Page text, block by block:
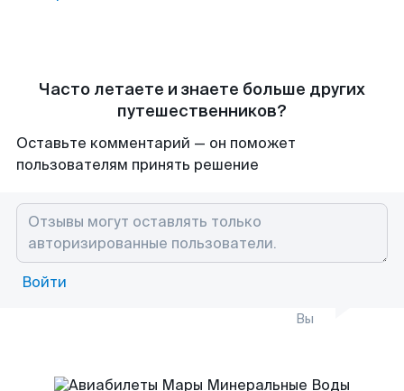
Часто летаете и знаете больше других
путешественников?
Оставьте комментарий — он поможет
пользователям принять решение
Войти
Вы